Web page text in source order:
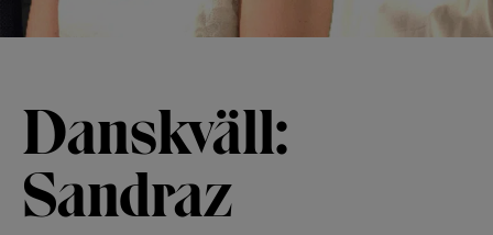
Danskväll:
Sandraz